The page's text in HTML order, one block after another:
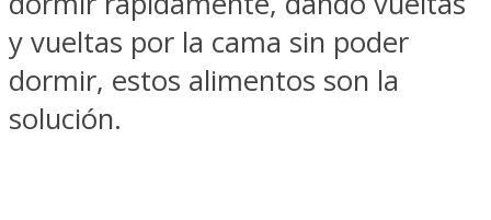
y vueltas por la cama sin poder
dormir, estos alimentos son la
solución.